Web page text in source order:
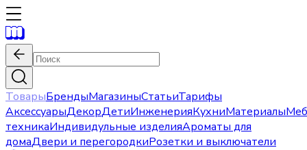
ТоварыБрендыМагазиныСтатьиТарифы
АксессуарыДекорДетиИнженерияКухниМатериалы
техникаИндивидульные изделияАроматы для
домаДвери и перегородкиРозетки и выключатели